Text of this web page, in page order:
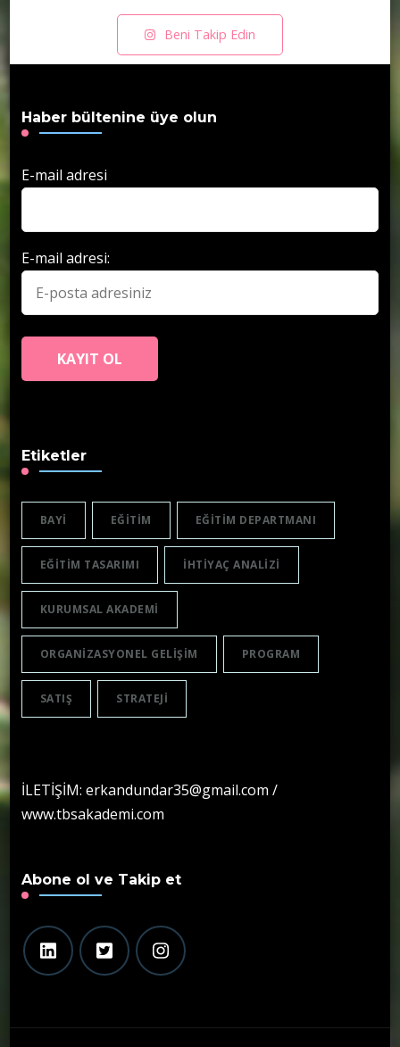
Beni Takip Edin
Haber bültenine üye olun
E-mail adresi
E-mail adresi:
Etiketler
BAYI EĞITIM EĞITIM DEPARTMANI
EĞITIM TASARIMI IHTIYAÇ ANALIZI
KURUMSAL AKADEMI
ORGANIZASYONEL GELIŞIM PROGRAM
SATIŞ STRATEJI
İLETİŞİM: erkandundar35@gmail.com /
www.tbsakademi.com
Abone ol ve Takip et